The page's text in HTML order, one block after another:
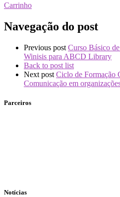
Carrinho
Navegação do post
Previous post Curso Básico
Winisis para ABCD Library
Back to post list
Next post Ciclo de Formação
Comunicação em
Parceiros
Notícias